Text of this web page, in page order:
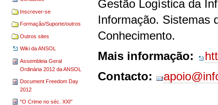
Inscrever-se
Formação/Suporte/outros
Outros sites
Wiki da ANSOL
Assembleia Geral
Ordinária 2012 da ANSOL
Document Freedom Day
2012
"O Crime no séc. XXI"
Gestão Logística da
Informação. Sistemas
Conhecimento.
Mais informação:
Contacto: